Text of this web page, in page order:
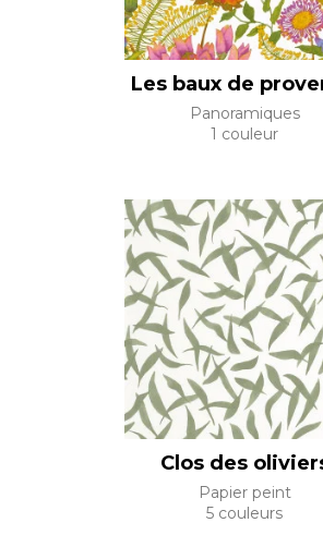
Les baux de
Panoramiques
1 couleur
Clos des
Papier peint
5 couleurs